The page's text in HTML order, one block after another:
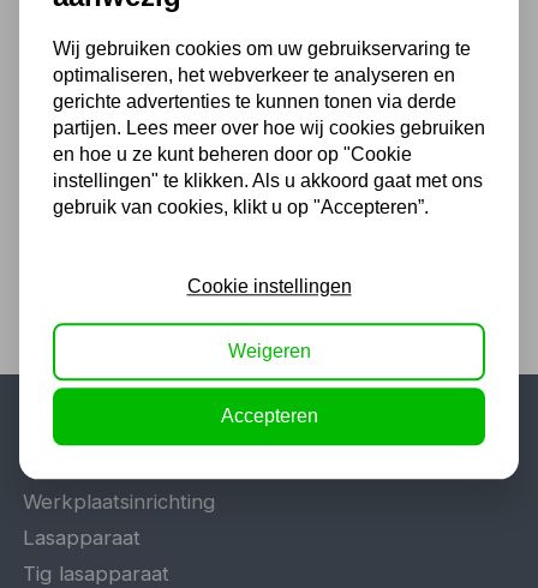
Ook handig
Verlengkabel 2,5m 3G
2.5mm2 met verdeeldoos
18,15
15,00 excl. BTW
Populaire categorieën
Werkplaatsinrichting
Lasapparaat
Tig lasapparaat
Wij gebruiken cookies om uw gebruikservaring te
optimaliseren, het webverkeer te analyseren en
gerichte advertenties te kunnen tonen via derde
partijen. Lees meer over hoe wij cookies gebruiken
en hoe u ze kunt beheren door op "Cookie
instellingen" te klikken. Als u akkoord gaat met ons
gebruik van cookies, klikt u op "Accepteren”.
Cookie instellingen
Weigeren
Accepteren